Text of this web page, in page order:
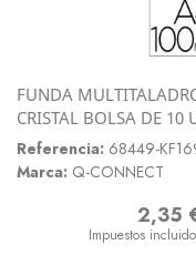
FUNDA
CRISTAL BOLSA DE 10
Referencia: 68449-
Marca: Q-CONNECT
2,35
Impuestos